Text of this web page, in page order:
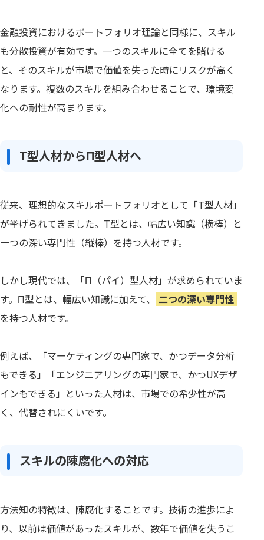
金融投資におけるポートフォリオ理論と同様に、スキル
も分散投資が有効です。一つのスキルに全てを賭ける
と、そのスキルが市場で価値を失った時にリスクが高く
なります。複数のスキルを組み合わせることで、環境変
化への耐性が高まります。
T型人材からΠ型人材へ
従来、理想的なスキルポートフォリオとして「T型人材」
が挙げられてきました。T型とは、幅広い知識（横棒）と
一つの深い専門性（縦棒）を持つ人材です。
しかし現代では、「Π（パイ）型人材」が求められていま
す。Π型とは、幅広い知識に加えて、
二つの深い専門性
を持つ人材です。
例えば、「マーケティングの専門家で、かつデータ分析
もできる」「エンジニアリングの専門家で、かつUXデザ
インもできる」といった人材は、市場での希少性が高
く、代替されにくいです。
スキルの陳腐化への対応
方法知の特徴は、陳腐化することです。技術の進歩によ
り、以前は価値があったスキルが、数年で価値を失うこ